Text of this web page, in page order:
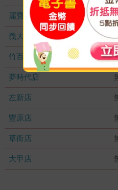
麗寶店
義大店
竹百店
夢時代店
左新店
豐原店
草衙店
大甲店